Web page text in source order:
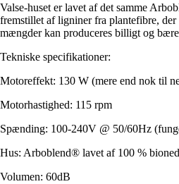
Valse-huset er lavet af det samme
fremstillet af ligniner fra plantefibre,
mængder kan produceres billigt og
Tekniske specifikationer:
Motoreffekt: 130 W (mere end nok til
Motorhastighed: 115 rpm
Spænding: 100-240V @ 50/60Hz
Hus: Arboblend® lavet af 100 %
Volumen: 60dB